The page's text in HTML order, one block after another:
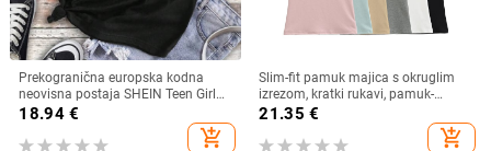
Prekogranična europska kodna
neovisna postaja SHEIN Teen Girl
Music Festival Casual Short Sl
18.94€
add_shopping_cart
Slim-fit pamuk majica s okruglim
izrezom, kratki rukavi, pamuk-
elastan mješavina (80–90% pamuk,
21.35 €
add_shopping_cart